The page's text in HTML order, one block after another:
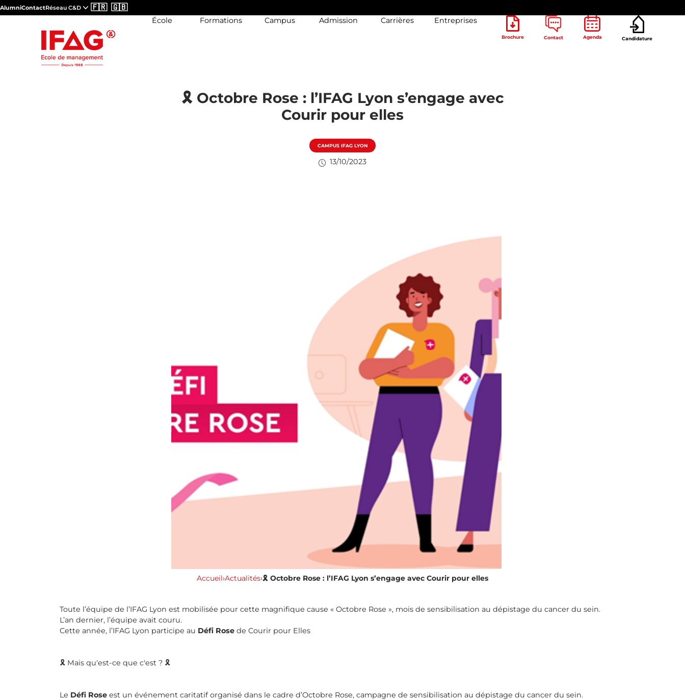
AlumniContactRéseau C&D 🇫🇷 🇬🇧
École Formations Campus Admission Carrières Entreprises
Brochure Contact Agenda Candidature
🎗 Octobre Rose : l’IFAG Lyon s’engage avec
Courir pour elles
CAMPUS IFAG LYON
13/10/2023
Accueil›Actualités›🎗 Octobre Rose : l’IFAG Lyon s’engage avec Courir pour elles
Toute l’équipe de l’IFAG Lyon est mobilisée pour cette magnifique cause « Octobre Rose », mois de sensibilisation au dépistage du cancer du sein.
L’an dernier, l’équipe avait couru.
Cette année, l’IFAG Lyon participe au Défi Rose de Courir pour Elles
🎗 Mais qu'est-ce que c'est ? 🎗
Le Défi Rose est un événement caritatif organisé dans le cadre d’Octobre Rose, campagne de sensibilisation au dépistage du cancer du sein.